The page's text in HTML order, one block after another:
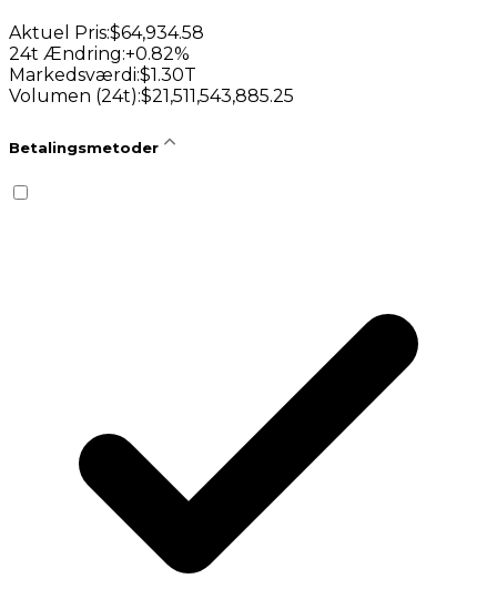
Aktuel Pris:$64,934.58
24t Ændring:+0.82%
Markedsværdi:$1.30T
Volumen (24t):$21,511,543,885.25
Betalingsmetoder